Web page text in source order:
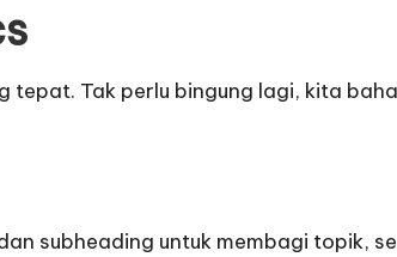
tepat. Tak perlu bingung lagi, kita
subheading untuk membagi topik,